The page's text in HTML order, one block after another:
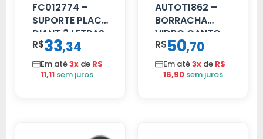
FC012774 –
SUPORTE PLACA
DIANT 3 LETRAS
REFORCADO
R$33,34
Em até3x de R$
11,11 sem juros
AUTOT1862 –
BORRACHA
VIDRO CANTO
VOLVO NL
80/88…
R$50,70
Em até3x de R$
16,90 sem juros